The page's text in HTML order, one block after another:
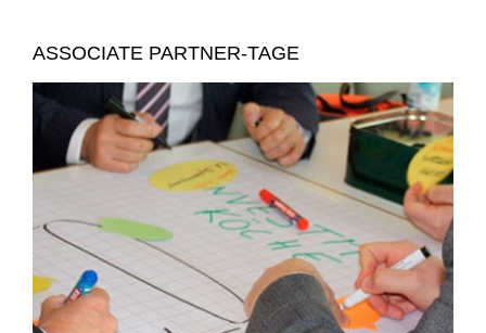
ASSOCIATE PARTNER-TAGE